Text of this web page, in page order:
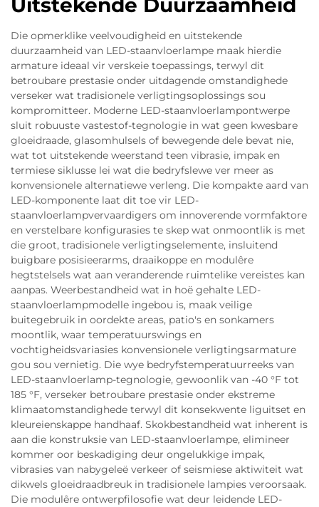
Uitstekende Duurzaamheid
Die opmerklike veelvoudigheid en uitstekende
duurzaamheid van LED-staanvloerlampe maak hierdie
armature ideaal vir verskeie toepassings, terwyl dit
betroubare prestasie onder uitdagende omstandighede
verseker wat tradisionele verligtingsoplossings sou
kompromitteer. Moderne LED-staanvloerlampontwerpe
sluit robuuste vastestof-tegnologie in wat geen kwesbare
gloeidraade, glasomhulsels of bewegende dele bevat nie,
wat tot uitstekende weerstand teen vibrasie, impak en
termiese siklusse lei wat die bedryfslewe ver meer as
konvensionele alternatiewe verleng. Die kompakte aard van
LED-komponente laat dit toe vir LED-
staanvloerlampvervaardigers om innoverende vormfaktore
en verstelbare konfigurasies te skep wat onmoontlik is met
die groot, tradisionele verligtingselemente, insluitend
buigbare posisieerarms, draaikoppe en modulêre
hegtstelsels wat aan veranderende ruimtelike vereistes kan
aanpas. Weerbestandheid wat in hoë gehalte LED-
staanvloerlampmodelle ingebou is, maak veilige
buitegebruik in oordekte areas, patio's en sonkamers
moontlik, waar temperatuurswings en
vochtigheidsvariasies konvensionele verligtingsarmature
gou sou vernietig. Die wye bedryfstemperatuurreeks van
LED-staanvloerlamp-tegnologie, gewoonlik van -40 °F tot
185 °F, verseker betroubare prestasie onder ekstreme
klimaatomstandighede terwyl dit konsekwente liguitset en
kleureienskappe handhaaf. Skokbestandheid wat inherent is
aan die konstruksie van LED-staanvloerlampe, elimineer
kommer oor beskadiging deur ongelukkige impak,
vibrasies van nabygeleë verkeer of seismiese aktiwiteit wat
dikwels gloeidraadbreuk in tradisionele lampies veroorsaak.
Die modulêre ontwerpfilosofie wat deur leidende LED-